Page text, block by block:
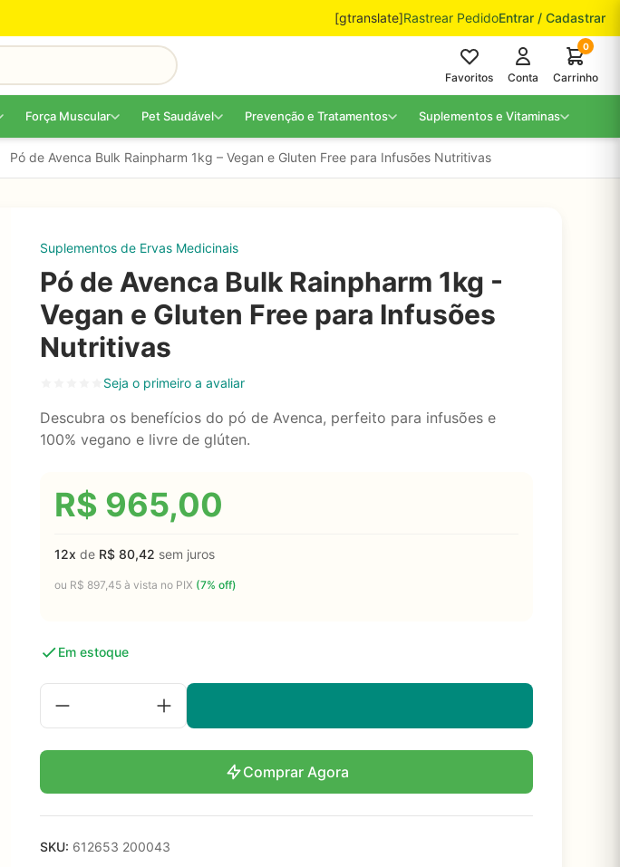
[gtranslate]Rastrear PedidoEntrar / Cadastrar
Favoritos Conta
0
Carrinho
Força Muscular Pet Saudável Prevenção e Tratamentos Suplementos e Vitaminas
Pó de Avenca Bulk Rainpharm 1kg – Vegan e Gluten Free para Infusões Nutritivas
Suplementos de Ervas Medicinais
Pó de Avenca Bulk Rainpharm 1kg -
Vegan e Gluten Free para Infusões
Nutritivas
Seja o primeiro a avaliar
Descubra os benefícios do pó de Avenca, perfeito para infusões e
100% vegano e livre de glúten.
R$ 965,00
12x de R$ 80,42 sem juros
ou R$ 897,45 à vista no PIX (7% off)
Em estoque
Comprar Agora
SKU: 612653 200043